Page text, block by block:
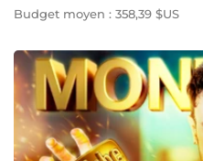
Budget moyen : 358,39 $US